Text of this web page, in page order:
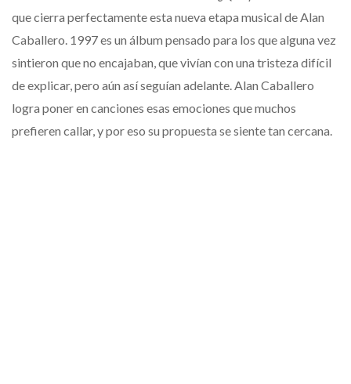
que cierra perfectamente esta nueva etapa musical de Alan
Caballero. 1997 es un álbum pensado para los que alguna vez
sintieron que no encajaban, que vivían con una tristeza difícil
de explicar, pero aún así seguían adelante. Alan Caballero
logra poner en canciones esas emociones que muchos
prefieren callar, y por eso su propuesta se siente tan cercana.